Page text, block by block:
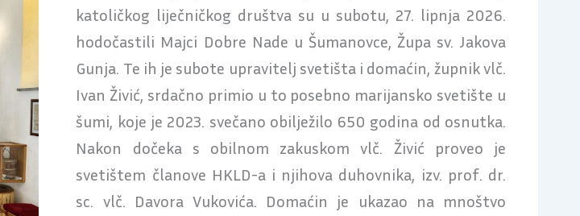
katoličkog liječničkog društva su u subotu, 27. lipnja 2026.
hodočastili Majci Dobre Nade u Šumanovce, Župa sv. Jakova
Gunja. Te ih je subote upravitelj svetišta i domaćin, župnik vlč.
Ivan Živić, srdačno primio u to posebno marijansko svetište u
šumi, koje je 2023. svečano obilježilo 650 godina od osnutka.
Nakon dočeka s obilnom zakuskom vlč. Živić proveo je
svetištem članove HKLD-a i njihova duhovnika, izv. prof. dr.
sc. vlč. Davora Vukovića. Domaćin je ukazao na mnoštvo